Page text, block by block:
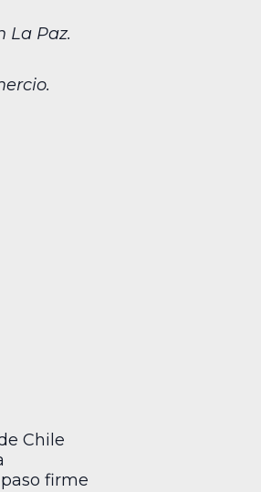
La Paz.
Chile
firme